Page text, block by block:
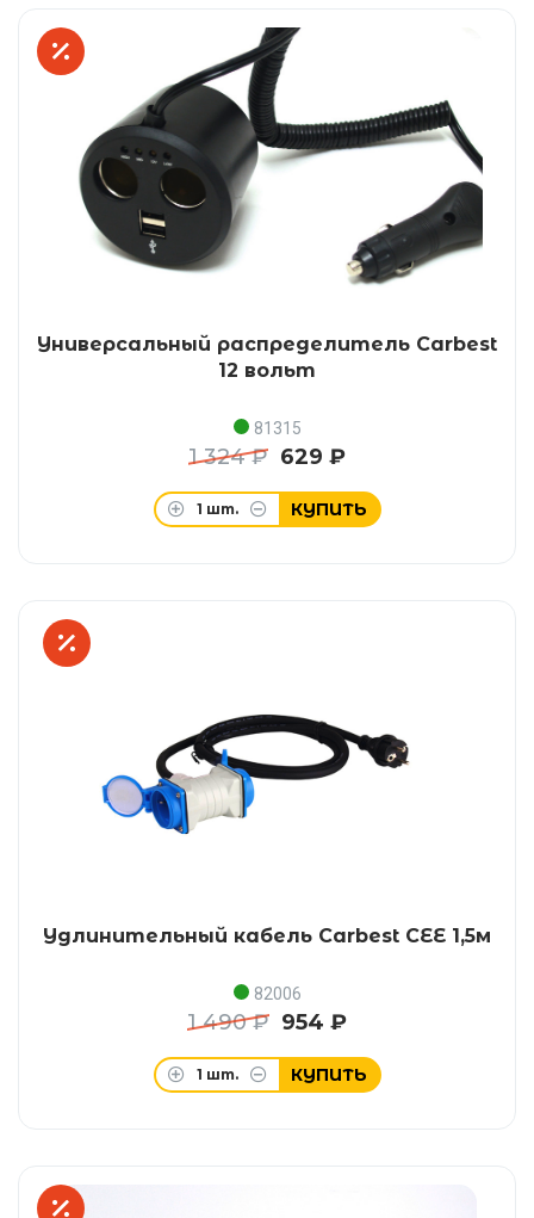
Универсальный распределитель Carbest
12 вольт
81315
1 324 ₽ 629 ₽
1 шт. КУПИТЬ
Удлинительный кабель Carbest CEE 1,5м
82006
1 490 ₽ 954 ₽
1 шт. КУПИТЬ